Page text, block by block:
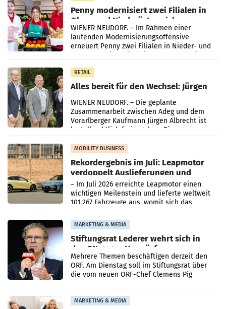
Penny modernisiert zwei Filialen in
Ober- und Niederösterreich
WIENER NEUDORF. – Im Rahmen einer
laufenden Modernisierungsoffensive
erneuert Penny zwei Filialen in Nieder- und
RETAIL
Alles bereit für den Wechsel: Jürgen
Albrecht setzt ab 1.1.2027 auf Adeg
WIENER NEUDORF. – Die geplante
Zusammenarbeit zwischen Adeg und dem
Vorarlberger Kaufmann Jürgen Albrecht ist
kartellrechtlich freigegeben: Die
Bundeswettbewerbsbehörde und der
Bundeskartellanwalt
MOBILITY BUSINESS
Rekordergebnis im Juli: Leapmotor
verdoppelt Auslieferungen und
überschreitet die 100.000er-Marke
– Im Juli 2026 erreichte Leapmotor einen
wichtigen Meilenstein und lieferte weltweit
101.267 Fahrzeuge aus, womit sich das
Ergebnis gegenüber Juli 2025 mehr als
verdoppelte (+102
MARKETING & MEDIA
Stiftungsrat Lederer wehrt sich in
den SN gegen Vorwürfe
Mehrere Themen beschäftigen derzeit den
ORF. Am Dienstag soll im Stiftungsrat über
die vom neuen ORF-Chef Clemens Pig
MARKETING & MEDIA